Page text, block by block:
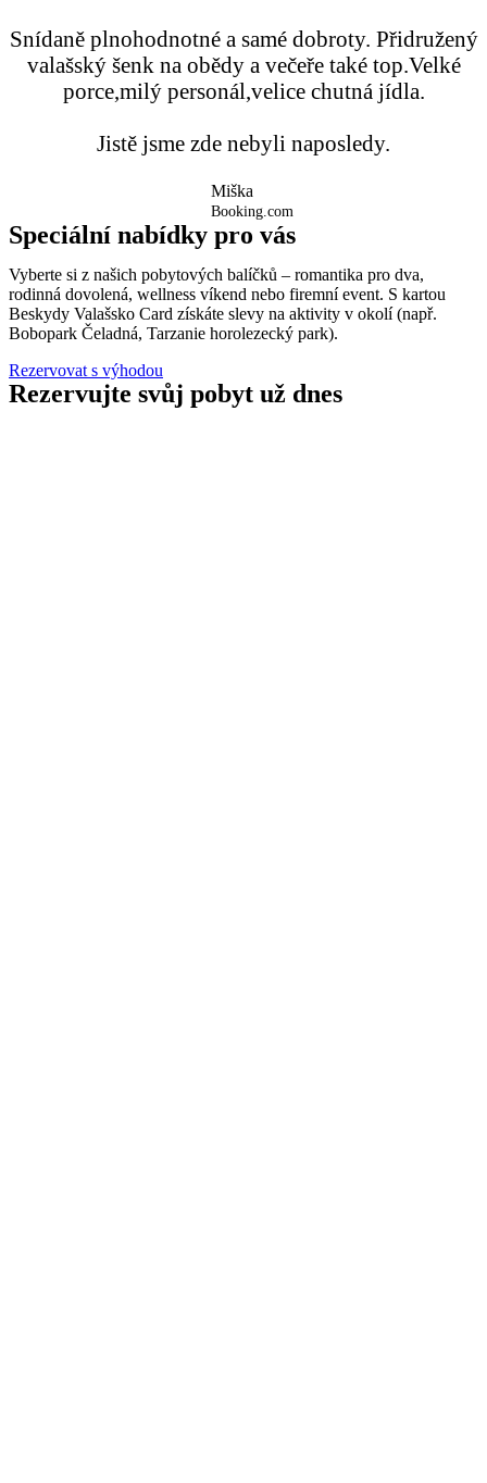
Snídaně plnohodnotné a samé dobroty. Přidružený
valašský šenk na obědy a večeře také top.Velké
porce,milý personál,velice chutná jídla.
Jistě jsme zde nebyli naposledy.
Miška
Booking.com
Speciální nabídky pro vás
Vyberte si z našich pobytových balíčků – romantika pro dva,
rodinná dovolená, wellness víkend nebo firemní event. S kartou
Beskydy Valašsko Card získáte slevy na aktivity v okolí (např.
Bobopark Čeladná, Tarzanie horolezecký park).
Rezervovat s výhodou
Rezervujte svůj pobyt už dnes